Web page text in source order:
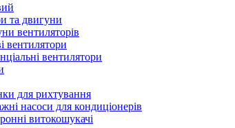
та двигуни
вентиляторів
вентилятори
вентилятори
для рихтування
насоси для кондиціонерів
витокошукачі